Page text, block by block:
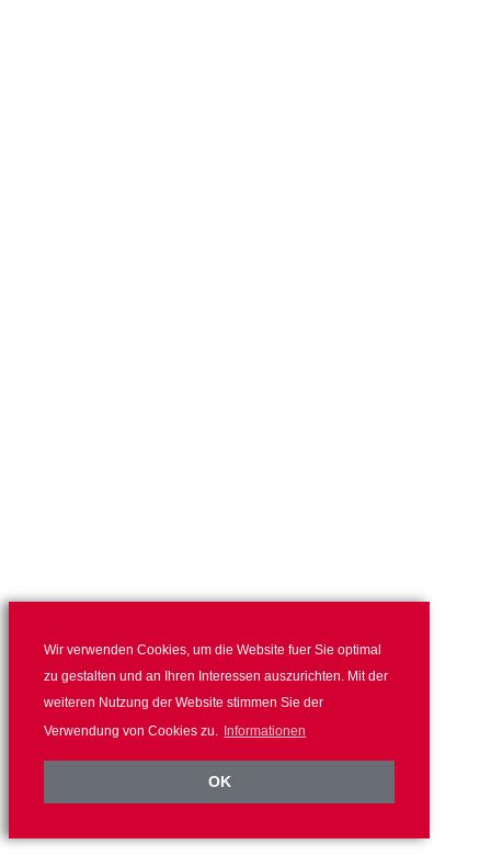
Wir verwenden Cookies, um die Website fuer Sie optimal
zu gestalten und an Ihren Interessen auszurichten. Mit der
weiteren Nutzung der Website stimmen Sie der
Verwendung von Cookies zu. Informationen
OK